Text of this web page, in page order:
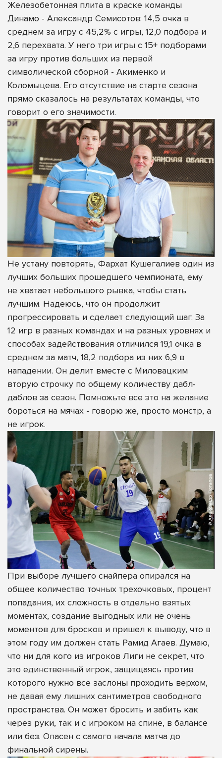
Железобетонная плита в краске команды
Динамо - Александр Семисотов: 14,5 очка в
среднем за игру с 45,2% с игры, 12,0 подбора и
2,6 перехвата. У него три игры с 15+ подборами
за игру против больших из первой
символической сборной - Акименко и
Коломыцева. Его отсутствие на старте сезона
прямо сказалось на результатах команды, что
говорит о его значимости.
Не устану повторять, Фархат Кушегалиев один из
лучших больших прошедшего чемпионата, ему
не хватает небольшого рывка, чтобы стать
лучшим. Надеюсь, что он продолжит
прогрессировать и сделает следующий шаг. За
12 игр в разных командах и на разных уровнях и
способах задействования отличился 19,1 очка в
среднем за матч, 18,2 подбора из них 6,9 в
нападении. Он делит вместе с Миловацким
вторую строчку по общему количеству дабл-
даблов за сезон. Помножьте все это на желание
бороться на мячах - говорю же, просто монстр, а
не игрок.
При выборе лучшего снайпера опирался на
общее количество точных трехочковых, процент
попадания, их сложность в отдельно взятых
моментах, создание выгодных или не очень
моментов для бросков и пришел к выводу, что в
этом году им должен стать Рамид Агаев. Думаю,
что ни для кого из игроков Лиги не секрет, что
это единственный игрок, защищаясь против
которого нужно все заслоны проходить верхом,
не давая ему лишних сантиметров свободного
пространства. Он может бросить и забить как
через руки, так и с игроком на спине, в балансе
или без. Опасен с самого начала матча до
финальной сирены.